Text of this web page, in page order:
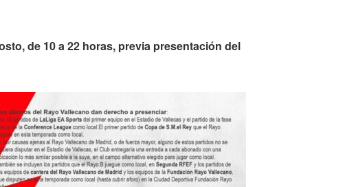
de 10 a 22 horas, previa presentación del